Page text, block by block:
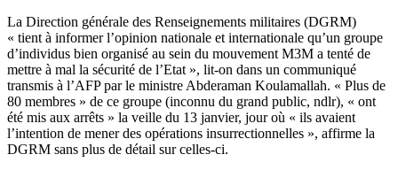
La Direction générale des Renseignements militaires (DGRM)
« tient à informer l’opinion nationale et internationale qu’un groupe
d’individus bien organisé au sein du mouvement M3M a tenté de
mettre à mal la sécurité de l’Etat », lit-on dans un communiqué
transmis à l’AFP par le ministre Abderaman Koulamallah. « Plus de
80 membres » de ce groupe (inconnu du grand public, ndlr), « ont
été mis aux arrêts » la veille du 13 janvier, jour où « ils avaient
l’intention de mener des opérations insurrectionnelles », affirme la
DGRM sans plus de détail sur celles-ci.